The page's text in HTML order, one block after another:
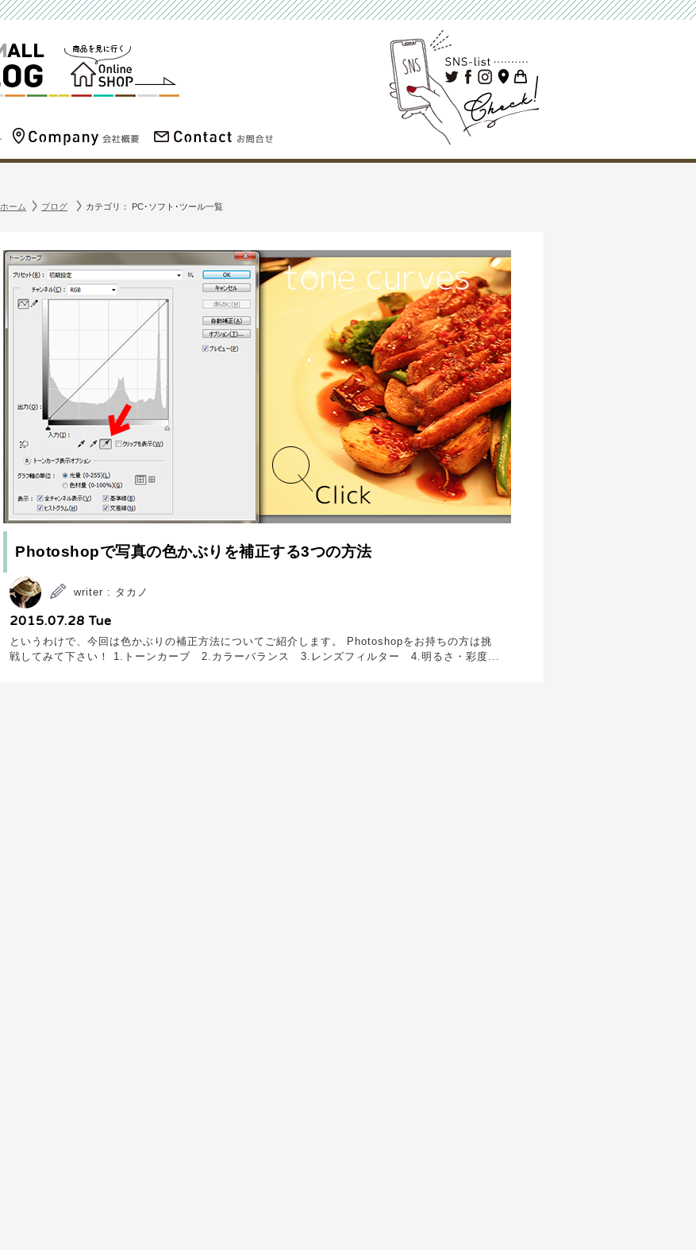
ホーム ブログ カテゴリ： PC･ソフト･ツール一覧
Photoshopで写真の色かぶりを補正する3つの方法
writer : タカノ
2015.07.28 Tue
というわけで、今回は色かぶりの補正方法についてご紹介します。 Photoshopをお持ちの方は挑
戦してみて下さい！ 1.トーンカーブ 2.カラーバランス 3.レンズフィルター 4.明るさ・彩度...